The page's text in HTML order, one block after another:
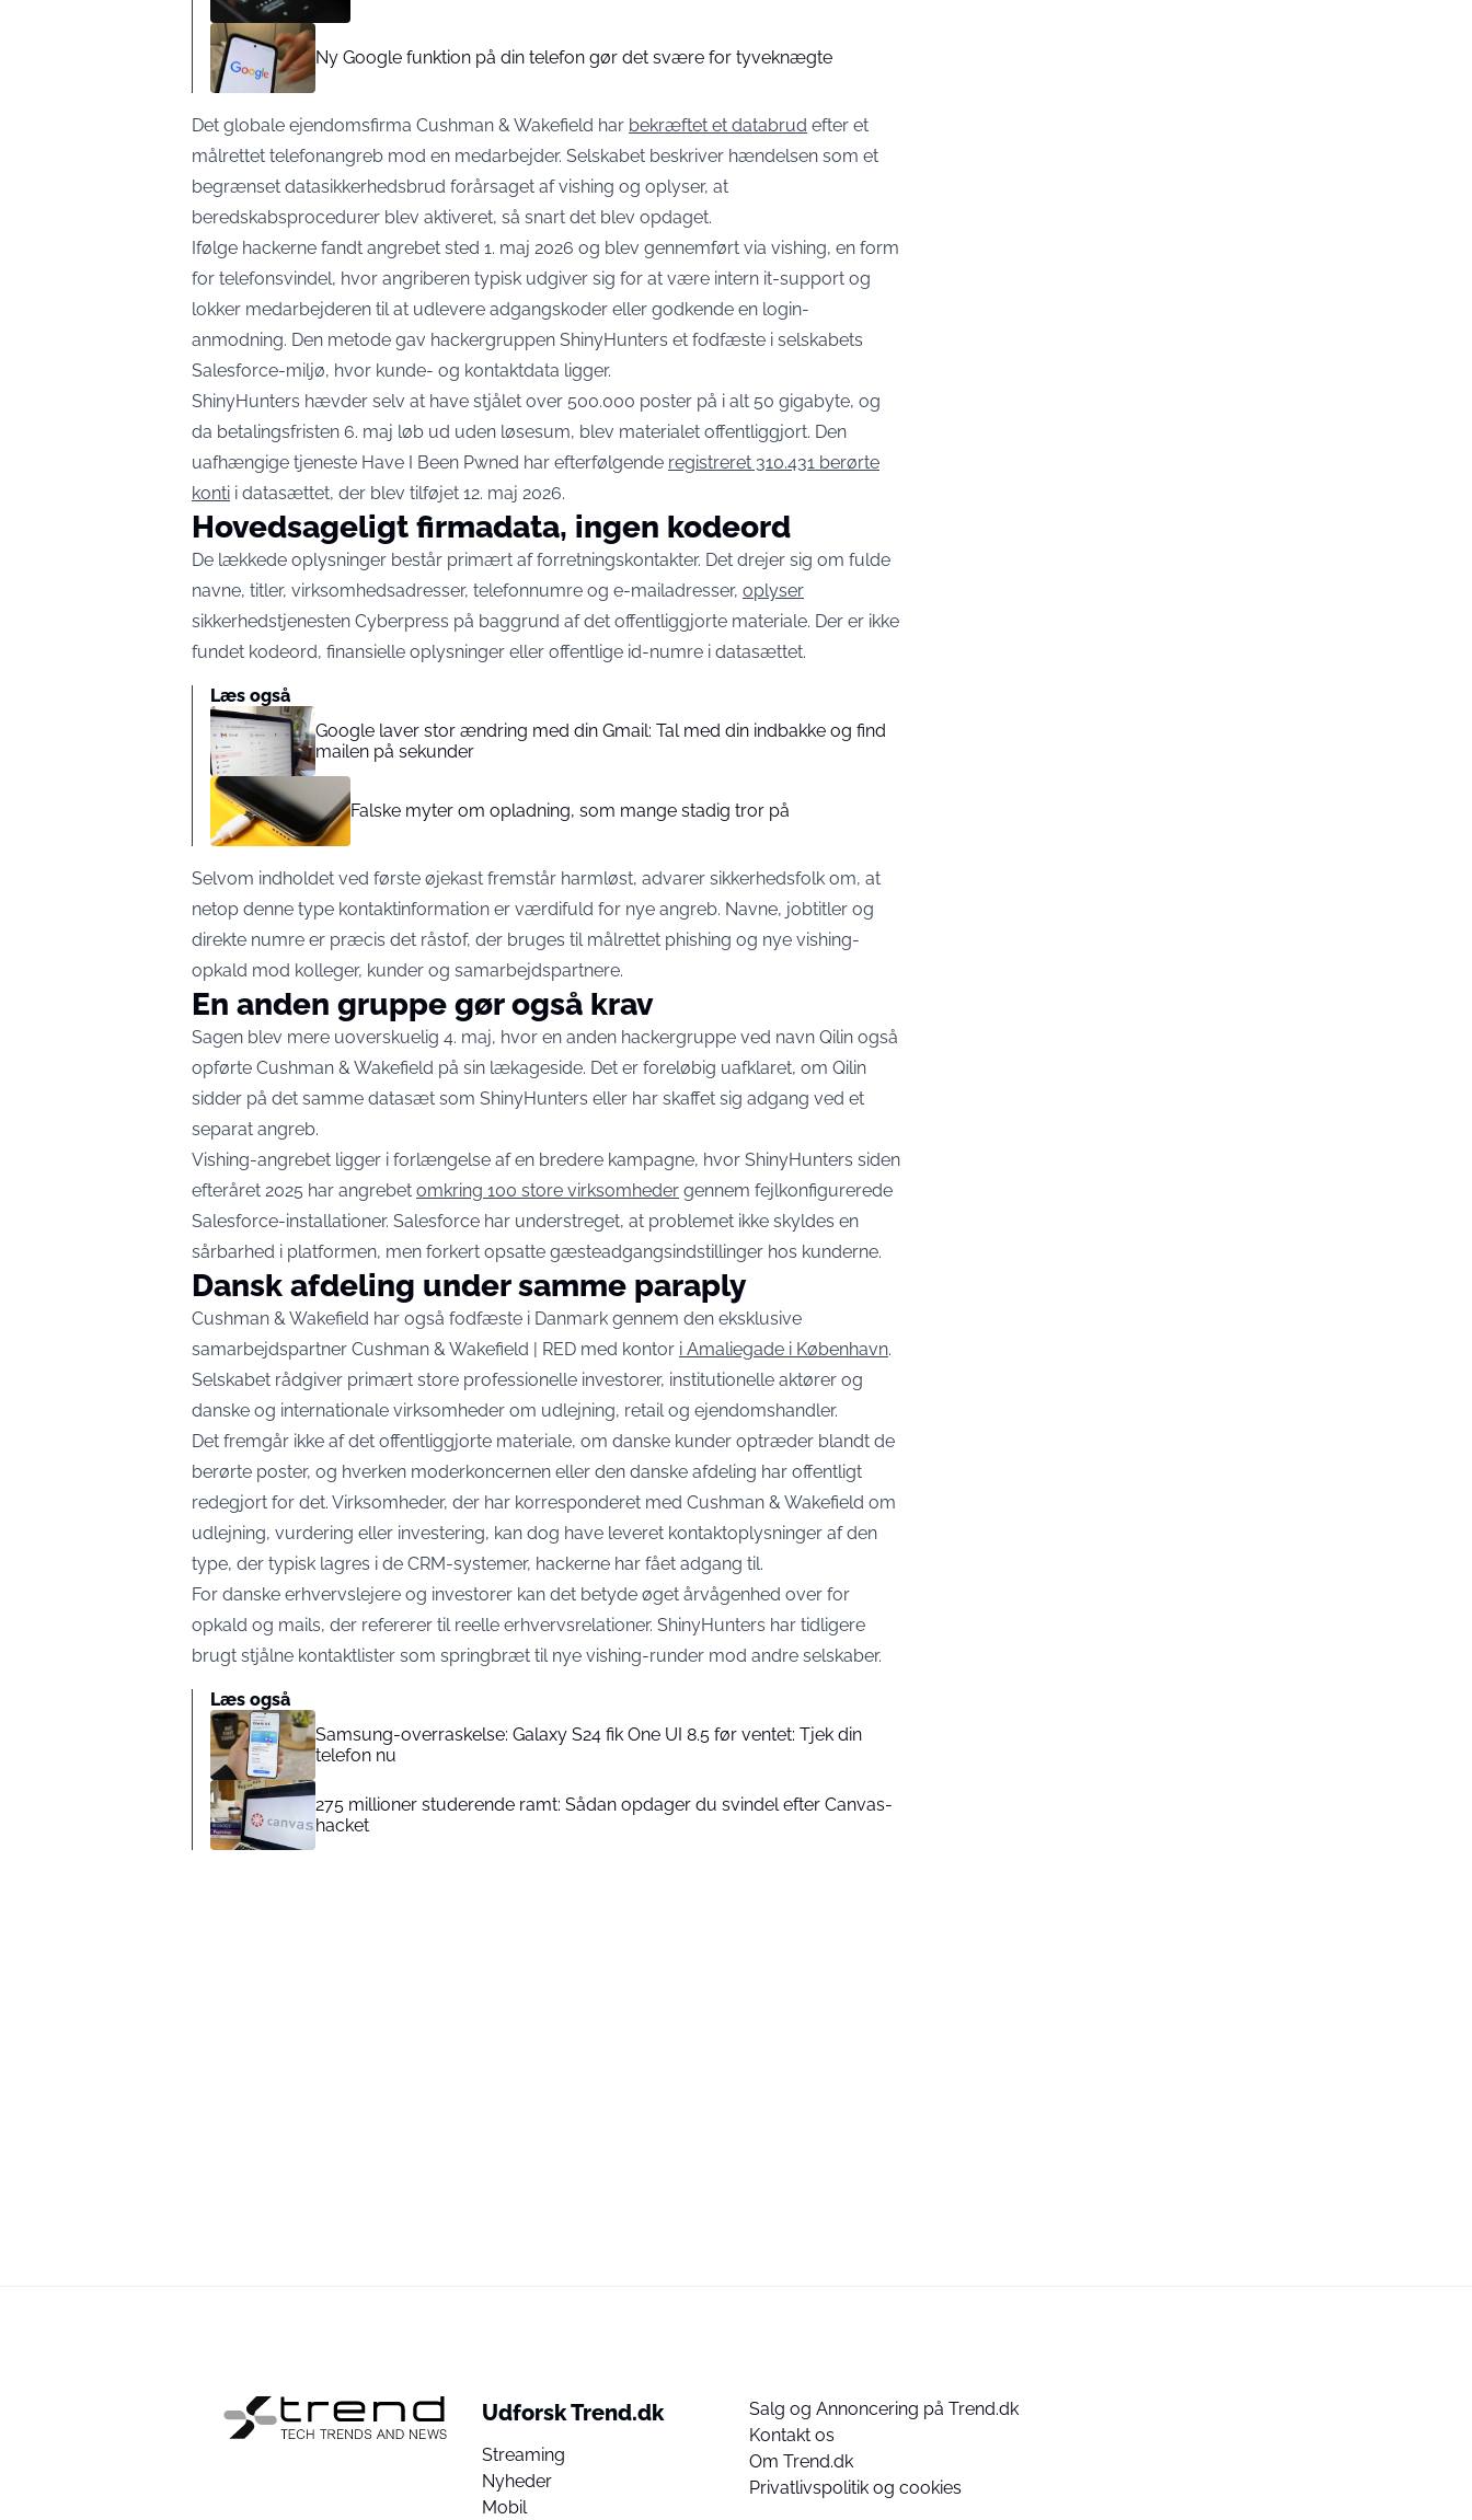
Ny Google funktion på din telefon gør det svære for tyveknægte
Det globale ejendomsfirma Cushman & Wakefield har bekræftet et databrud efter et
målrettet telefonangreb mod en medarbejder. Selskabet beskriver hændelsen som et
begrænset datasikkerhedsbrud forårsaget af vishing og oplyser, at
beredskabsprocedurer blev aktiveret, så snart det blev opdaget.
Ifølge hackerne fandt angrebet sted 1. maj 2026 og blev gennemført via vishing, en form
for telefonsvindel, hvor angriberen typisk udgiver sig for at være intern it-support og
lokker medarbejderen til at udlevere adgangskoder eller godkende en login-
anmodning. Den metode gav hackergruppen ShinyHunters et fodfæste i selskabets
Salesforce-miljø, hvor kunde- og kontaktdata ligger.
ShinyHunters hævder selv at have stjålet over 500.000 poster på i alt 50 gigabyte, og
da betalingsfristen 6. maj løb ud uden løsesum, blev materialet offentliggjort. Den
uafhængige tjeneste Have I Been Pwned har efterfølgende registreret 310.431 berørte
konti i datasættet, der blev tilføjet 12. maj 2026.
Hovedsageligt firmadata, ingen kodeord
De lækkede oplysninger består primært af forretningskontakter. Det drejer sig om fulde
navne, titler, virksomhedsadresser, telefonnumre og e-mailadresser, oplyser
sikkerhedstjenesten Cyberpress på baggrund af det offentliggjorte materiale. Der er ikke
fundet kodeord, finansielle oplysninger eller offentlige id-numre i datasættet.
Læs også
Google laver stor ændring med din Gmail: Tal med din indbakke og find
mailen på sekunder
Falske myter om opladning, som mange stadig tror på
Selvom indholdet ved første øjekast fremstår harmløst, advarer sikkerhedsfolk om, at
netop denne type kontaktinformation er værdifuld for nye angreb. Navne, jobtitler og
direkte numre er præcis det råstof, der bruges til målrettet phishing og nye vishing-
opkald mod kolleger, kunder og samarbejdspartnere.
En anden gruppe gør også krav
Sagen blev mere uoverskuelig 4. maj, hvor en anden hackergruppe ved navn Qilin også
opførte Cushman & Wakefield på sin lækageside. Det er foreløbig uafklaret, om Qilin
sidder på det samme datasæt som ShinyHunters eller har skaffet sig adgang ved et
separat angreb.
Vishing-angrebet ligger i forlængelse af en bredere kampagne, hvor ShinyHunters siden
efteråret 2025 har angrebet omkring 100 store virksomheder gennem fejlkonfigurerede
Salesforce-installationer. Salesforce har understreget, at problemet ikke skyldes en
sårbarhed i platformen, men forkert opsatte gæsteadgangsindstillinger hos kunderne.
Dansk afdeling under samme paraply
Cushman & Wakefield har også fodfæste i Danmark gennem den eksklusive
samarbejdspartner Cushman & Wakefield | RED med kontor i Amaliegade i København.
Selskabet rådgiver primært store professionelle investorer, institutionelle aktører og
danske og internationale virksomheder om udlejning, retail og ejendomshandler.
Det fremgår ikke af det offentliggjorte materiale, om danske kunder optræder blandt de
berørte poster, og hverken moderkoncernen eller den danske afdeling har offentligt
redegjort for det. Virksomheder, der har korresponderet med Cushman & Wakefield om
udlejning, vurdering eller investering, kan dog have leveret kontaktoplysninger af den
type, der typisk lagres i de CRM-systemer, hackerne har fået adgang til.
For danske erhvervslejere og investorer kan det betyde øget årvågenhed over for
opkald og mails, der refererer til reelle erhvervsrelationer. ShinyHunters har tidligere
brugt stjålne kontaktlister som springbræt til nye vishing-runder mod andre selskaber.
Læs også
Samsung-overraskelse: Galaxy S24 fik One UI 8.5 før ventet: Tjek din
telefon nu
275 millioner studerende ramt: Sådan opdager du svindel efter Canvas-
hacket
Udforsk Trend.dk
Streaming
Nyheder
Mobil
Salg og Annoncering på Trend.dk
Kontakt os
Om Trend.dk
Privatlivspolitik og cookies